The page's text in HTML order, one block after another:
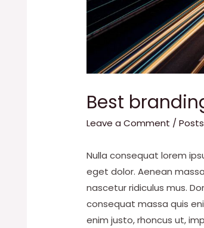
Best
Leave a Comment /Posts
Nulla consequat lorem
eget dolor. Aenean
nascetur ridiculus mus.
consequat massa quis
enim justo, rhoncus ut,